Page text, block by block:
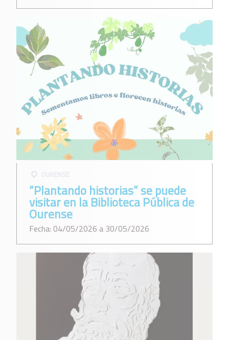
OURENSE
“Plantando historias” se puede
visitar en la Biblioteca Pública de
Ourense
Fecha: 04/05/2026 a 30/05/2026